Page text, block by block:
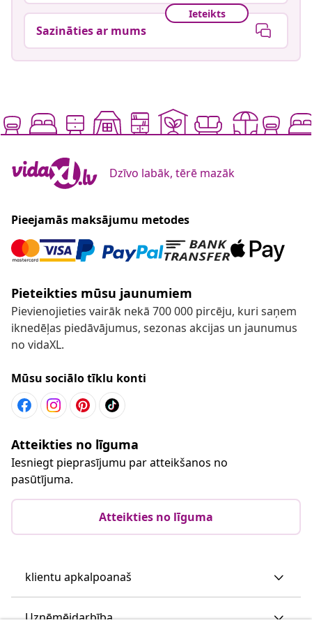
Ieteikts
Sazināties ar mums
Dzīvo labāk, tērē mazāk
Pieejamās maksājumu metodes
Pieteikties mūsu jaunumiem
Pievienojieties vairāk nekā 700 000 pircēju, kuri saņem
iknedēļas piedāvājumus, sezonas akcijas un jaunumus
no vidaXL.
Mūsu sociālo tīklu konti
Atteikties no līguma
Iesniegt pieprasījumu par atteikšanos no
pasūtījuma.
Atteikties no līguma
klientu apkalpoanaš
Uzņēmējdarbība